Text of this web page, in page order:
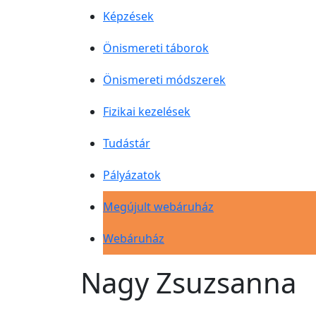
Képzések
Önismereti táborok
Önismereti módszerek
Fizikai kezelések
Tudástár
Pályázatok
Megújult webáruház
Webáruház
Nagy Zsuzsanna